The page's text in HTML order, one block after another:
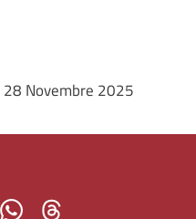
28 Novembre 2025